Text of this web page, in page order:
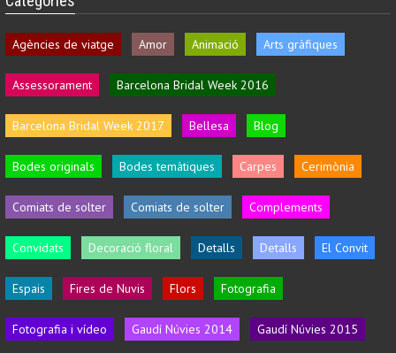
Agències de viatge Amor Animació Arts gràfiques
Assessorament Barcelona Bridal Week 2016
Barcelona Bridal Week 2017 Bellesa Blog
Bodes originals Bodes temàtiques Carpes Cerimònia
Comiats de solter Comiats de solter Complements
Convidats Decoració floral Detalls Detalls El Convit
Espais Fires de Nuvis Flors Fotografia
Fotografia i vídeo Gaudí Núvies 2014 Gaudí Núvies 2015